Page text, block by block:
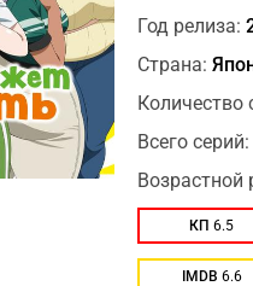
Год релиза:
Страна:
Количество
Всего серий:
Возрастной
КП 6.5
IMDB 6.6